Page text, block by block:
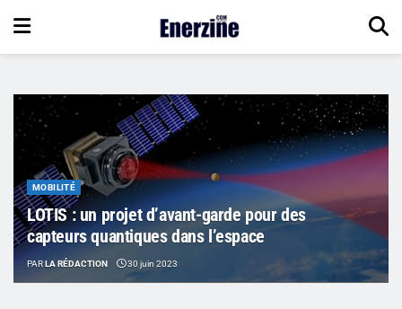
MOBILITÉ
LOTIS : un projet d’avant-garde pour des
capteurs quantiques dans l’espace
PARLA RÉDACTION 30 juin 2023